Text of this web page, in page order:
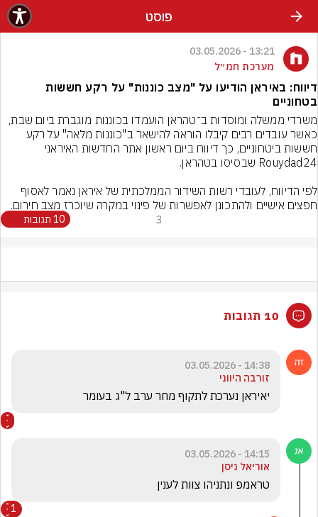
פוסט
13:21 - 03.05.2026
מערכת חמ״ל
דיווח: באיראן הודיעו על "מצב כוננות" על רקע חששות
בטחוניים
חפצים אישיים ולהתכונן לאפשרות של פינוי במקרה שיוכרז מצב חירום.
3 10 תגובות
10 תגובות
14:38 - 03.05.2026
זורבה היווני
יאיראן נערכת לתקוף מחר ערב ל"ג בעומר
14:15 - 03.05.2026
אוריאל ניסן
טראמפ ונתניהו צוות לענין
1